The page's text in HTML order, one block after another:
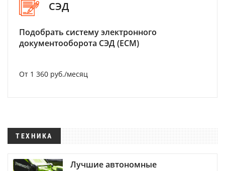
СЭД
Подобрать систему электронного
документооборота СЭД (ECM)
От 1 360 руб./месяц
ТЕХНИКА
Лучшие автономные